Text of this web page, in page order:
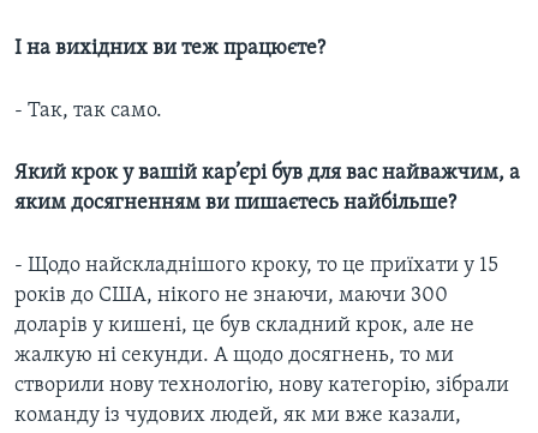
І на вихідних ви теж працюєте?
- Так, так само.
Який крок у вашій кар’єрі був для вас найважчим, а
яким досягненням ви пишаєтесь найбільше?
- Щодо найскладнішого кроку, то це приїхати у 15
років до США, нікого не знаючи, маючи 300
доларів у кишені, це був складний крок, але не
жалкую ні секунди. А щодо досягнень, то ми
створили нову технологію, нову категорію, зібрали
команду із чудових людей, як ми вже казали,